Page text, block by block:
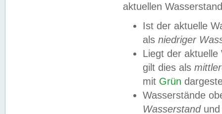
aktuellen
Ist der aktuelle
als niedriger
Liegt der
gilt dies als
mit Grün
Wasserstände
Wasserstandund